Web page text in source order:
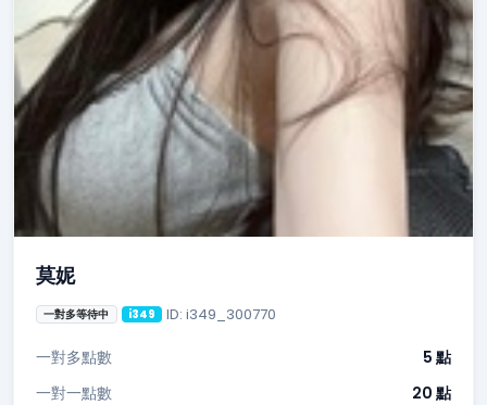
莫妮
一對多等待中 i349 ID: i349_300770
一對多點數
5 點
一對一點數
20 點